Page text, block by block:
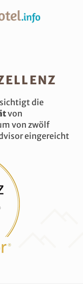
die
von
von zwölf
eingereicht